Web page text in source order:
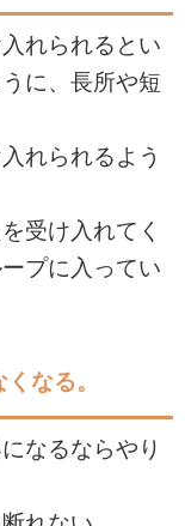
れられるとい
に、長所や短
れられるよう
受け入れてく
プに入ってい
なる。
なるならやり